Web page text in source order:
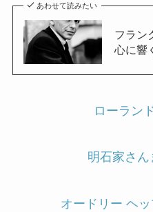
あわせて読みたい
フラン
心に響
ローラン
明石家さん
オードリー ヘ